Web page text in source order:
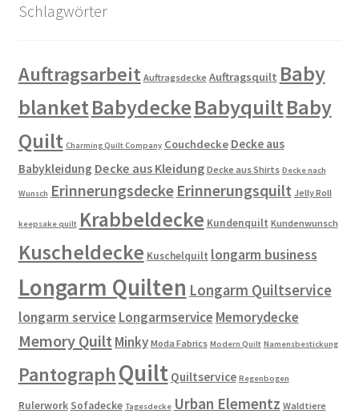
Schlagwörter
Auftragsarbeit Auftragsdecke Auftragsquilt Baby
blanketBabydeckeBabyquiltBaby
Quilt Charming Quilt Company Couchdecke Decke aus
Babykleidung Decke aus Kleidung Decke aus Shirts Decke nach
Wunsch Erinnerungsdecke Erinnerungsquilt Jelly Roll
keepsake quilt Krabbeldecke Kundenquilt Kundenwunsch
Kuscheldecke Kuschelquilt longarm business
Longarm Quilten Longarm Quiltservice
longarm service Longarmservice Memorydecke
Memory Quilt Minky Moda Fabrics Modern Quilt Namensbestickung
Pantograph Quilt Quiltservice Regenbogen
Rulerwork Sofadecke Tagesdecke Urban Elementz Waldtiere